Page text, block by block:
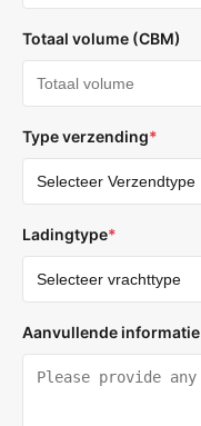
Totaal volume (CBM)
Type verzending*
Ladingtype*
Aanvullende informatie